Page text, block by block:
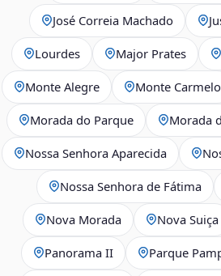
José Correia Machado
Lourdes Major Prates
Monte Alegre Monte Carmelo
Morada do Parque Morada
Nossa Senhora Aparecida
Nossa Senhora de Fátima
Nova Morada Nova Suiça
Panorama II Parque